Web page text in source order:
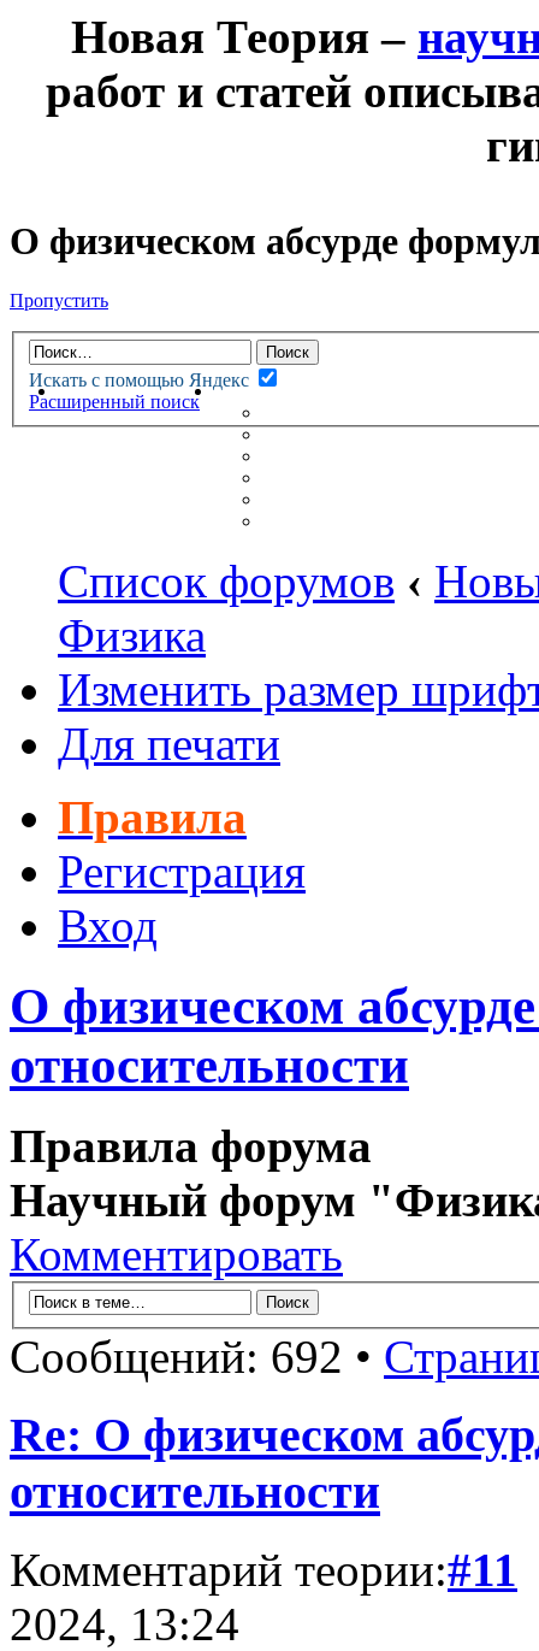
Новая Теория –
работ и статей
О физическом абсурде
Пропустить
Искать с помощью Яндекс
Расширенный поиск
НОВАЯ ТЕОРИЯФОРУМ
НЕПРОЧИТАННЫЕ
Список форумов ‹
Физика
Изменить размер
Для печати
Правила
Регистрация
Вход
О физическом
относительности
Правила форума
Научный форум
Комментировать
Сообщений: 692 •
Re: О физическом
относительности
Комментарий теории:#11
2024, 13:24